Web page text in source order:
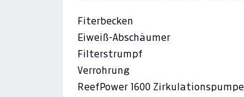
Fiterbecken
Eiweiß-Abschäumer
Filterstrumpf
Verrohrung
ReefPower 1600 Zirkulationspumpe